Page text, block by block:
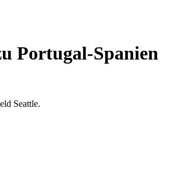
Portugal-Spanien
Seattle.